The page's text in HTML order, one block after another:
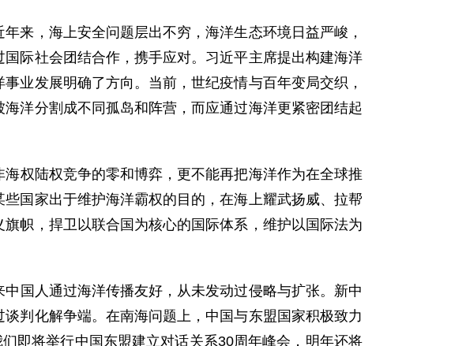
，海上安全问题层出不穷，海洋生态环境日益严峻，
际社会团结合作，携手应对。习近平主席提出构建海洋
业发展明确了方向。当前，世纪疫情与百年变局交织，
洋分割成不同孤岛和阵营，而应通过海洋更紧密团结起
权陆权竞争的零和博弈，更不能再把海洋作为在全球推
国家出于维护海洋霸权的目的，在海上耀武扬威、拉帮
帜，捍卫以联合国为核心的国际体系，维护以国际法为
国人通过海洋传播友好，从未发动过侵略与扩张。新中
判化解争端。在南海问题上，中国与东盟国家积极致力
即将举行中国东盟建立对话关系30周年峰会，明年还将